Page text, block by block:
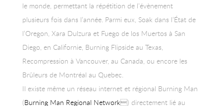
le monde, permettant la répétition de l’évènement
plusieurs fois dans l’année. Parmi eux, Soak dans l’État de
l’Oregon, Xara Dulzura et Fuego de los Muertos à San
Diego, en Californie, Burning Flipside au Texas,
Recompression à Vancouver, au Canada, ou encore les
Brûleurs de Montréal au Quebec.
Il existe même un réseau internet et régional Burning Man
(Burning Man Regional Network) directement lié au